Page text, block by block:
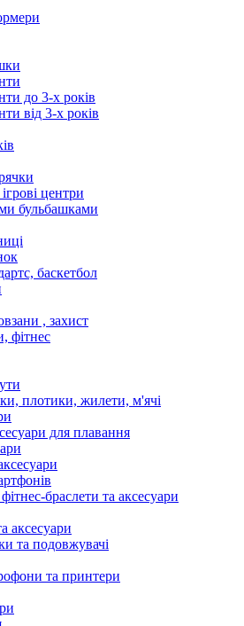
до 3-х років
від 3-х років
центри
бульбашками
баскетбол
, захист
фітнес
плотики, жилети, м'ячі
для плавання
браслети та аксесуари
аксесуари
та подовжувачі
та принтери